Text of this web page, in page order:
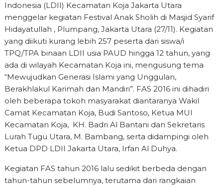
Indonesia (LDII) Kecamatan Koja Jakarta Utara
menggelar kegiatan Festival Anak Sholih di Masjid Syarif
Hidayatullah , Plumpang, Jakarta Utara (27/11). Kegiatan
yang diikuti kurang lebih 257 peserta dari siswa/i
TPQ/TPA binaan LDII usia PAUD hingga 12 tahun, yang
ada di wilayah Kecamatan Koja ini, mengusung tema
“Mewujudkan Generasi Islami yang Unggulan,
Berakhlakul Karimah dan Mandiri”. FAS 2016 ini dihadiri
oleh beberapa tokoh masyarakat diantaranya Wakil
Camat Kecamatan Koja, Budi Santoso, Ketua MUI
Kecamatan Koja, KH. Badri Al Bantani dan Sekretaris
Lurah Tugu Utara, M. Bambang, serta didampingi oleh
Ketua DPD LDII Jakarta Utara, Irfan Al Duhya.
Kegiatan FAS tahun 2016 lalu sedikit berbeda dengan
tahun-tahun sebelumnya, terutama dari rangkaian